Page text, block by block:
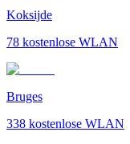
Koksijde
78 kostenlose WLAN
Bruges
338 kostenlose WLAN